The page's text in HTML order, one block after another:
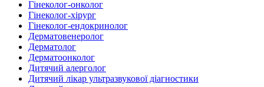
Гінеколог-онколог
Гінеколог-хірург
Гінеколог-ендокринолог
Дерматовенеролог
Дерматолог
Дерматоонколог
Дитячий алерголог
Дитячий лікар ультразвукової діагностики